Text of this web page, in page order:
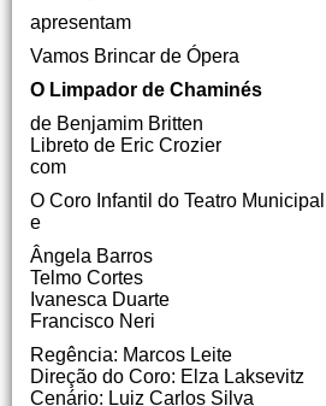
apresentam
Vamos Brincar de Ópera
O Limpador de Chaminés
de Benjamim Britten
Libreto de Eric Crozier
com
O Coro Infantil do Teatro Municipal
e
Ângela Barros
Telmo Cortes
Ivanesca Duarte
Francisco Neri
Regência: Marcos Leite
Direção do Coro: Elza Laksevitz
Cenário: Luiz Carlos Silva